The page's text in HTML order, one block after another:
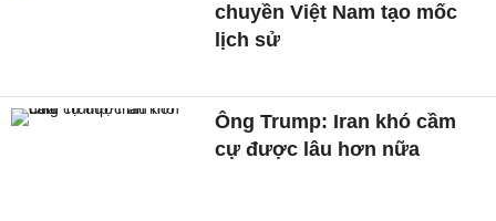
chuyền Việt Nam tạo mốc
lịch sử
Ông Trump: Iran khó cầm
cự được lâu hơn nữa